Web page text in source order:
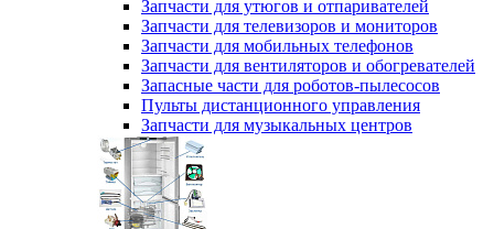
Запчасти для утюгов и отпаривателей
Запчасти для телевизоров и мониторов
Запчасти для мобильных телефонов
Запчасти для вентиляторов и обогревателей
Запасные части для роботов-пылесосов
Пульты дистанционного управления
Запчасти для музыкальных центров